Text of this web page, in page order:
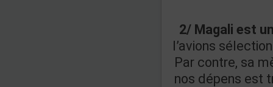
2/ Magali est
l’avions
Par contre, sa
nos dépens est